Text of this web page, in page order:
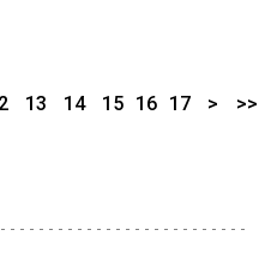
13 14 15 16 17 > >>